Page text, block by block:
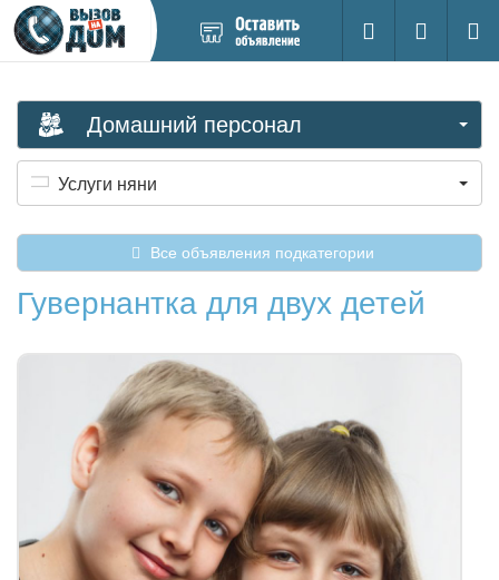
новое
Поиск
Вход на
Домашний персонал
Услуги няни
Все объявления подкатегории
Гувернантка для двух детей